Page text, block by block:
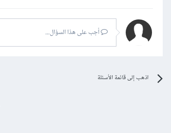
أجب على هذا السؤال...
اذهب إلى قائمة الأسئلة